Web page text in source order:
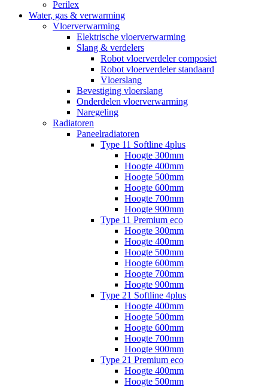
Perilex
Water, gas & verwarming
Vloerverwarming
Elektrische vloerverwarming
Slang & verdelers
Robot vloerverdeler composiet
Robot vloerverdeler standaard
Vloerslang
Bevestiging vloerslang
Onderdelen vloerverwarming
Naregeling
Radiatoren
Paneelradiatoren
Type 11 Softline 4plus
Hoogte 300mm
Hoogte 400mm
Hoogte 500mm
Hoogte 600mm
Hoogte 700mm
Hoogte 900mm
Type 11 Premium eco
Hoogte 300mm
Hoogte 400mm
Hoogte 500mm
Hoogte 600mm
Hoogte 700mm
Hoogte 900mm
Type 21 Softline 4plus
Hoogte 400mm
Hoogte 500mm
Hoogte 600mm
Hoogte 700mm
Hoogte 900mm
Type 21 Premium eco
Hoogte 400mm
Hoogte 500mm